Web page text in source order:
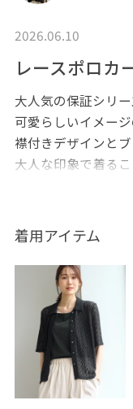
2026.06.10
レースポロカ
大人気の保証シリ
可愛らしいイメー
襟付きデザインと
大人な印象で着る
今回はデニムにス
カジュアル要素もプ
着用アイテム